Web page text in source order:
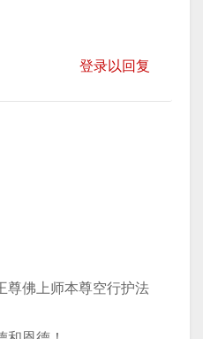
登录以回复
尊佛上师本尊空行护法